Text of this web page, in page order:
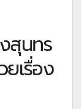
สุนทร
ยเรื่อง